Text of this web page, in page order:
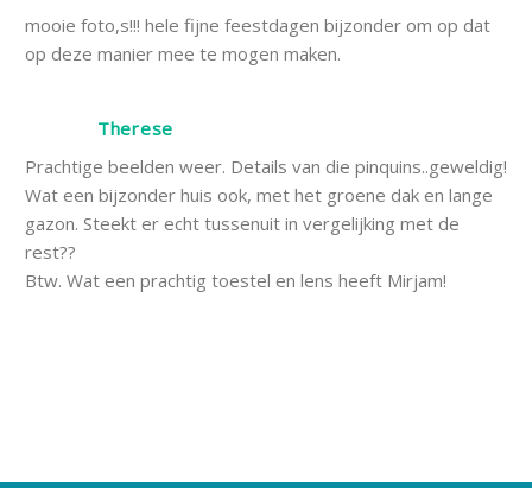
mooie foto,s!!! hele fijne feestdagen bijzonder om op dat
op deze manier mee te mogen maken.
Therese
Prachtige beelden weer. Details van die pinquins..geweldig!
Wat een bijzonder huis ook, met het groene dak en lange
gazon. Steekt er echt tussenuit in vergelijking met de
rest??
Btw. Wat een prachtig toestel en lens heeft Mirjam!